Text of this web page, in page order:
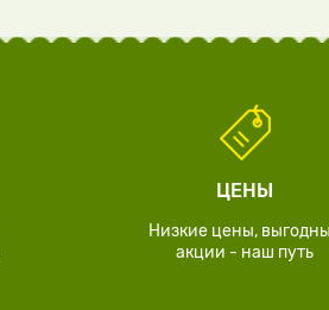
ЦЕНЫ
Низкие цены,
акции - наш путь